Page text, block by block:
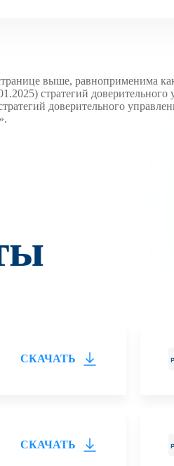
выше, равноприменима
стратегий
доверительного
СКАЧАТЬ
СКАЧАТЬ